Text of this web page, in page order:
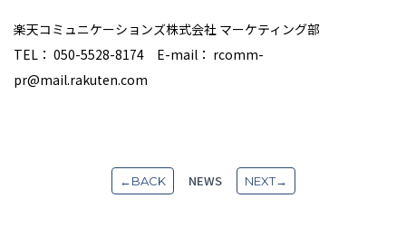
楽天コミュニケーションズ株式会社 マーケティング部
TEL： 050-5528-8174 E-mail ： rcomm-
pr@mail.rakuten.com
←BACK NEWS NEXT→